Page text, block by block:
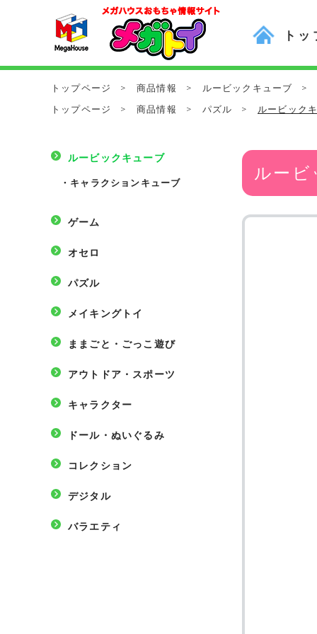
ト
トップページ > 商品情報 > ルービックキューブ
>
トップページ
> 商品情報 > パズル > ルービック
ルービックキューブ
・ キャラクションキューブ
ゲーム
オセロ
パズル
メイキングトイ
ままごと・ごっこ遊び
アウトドア・スポーツ
キャラクター
ドール・ぬいぐるみ
コレクション
デジタル
バラエティ
ルー